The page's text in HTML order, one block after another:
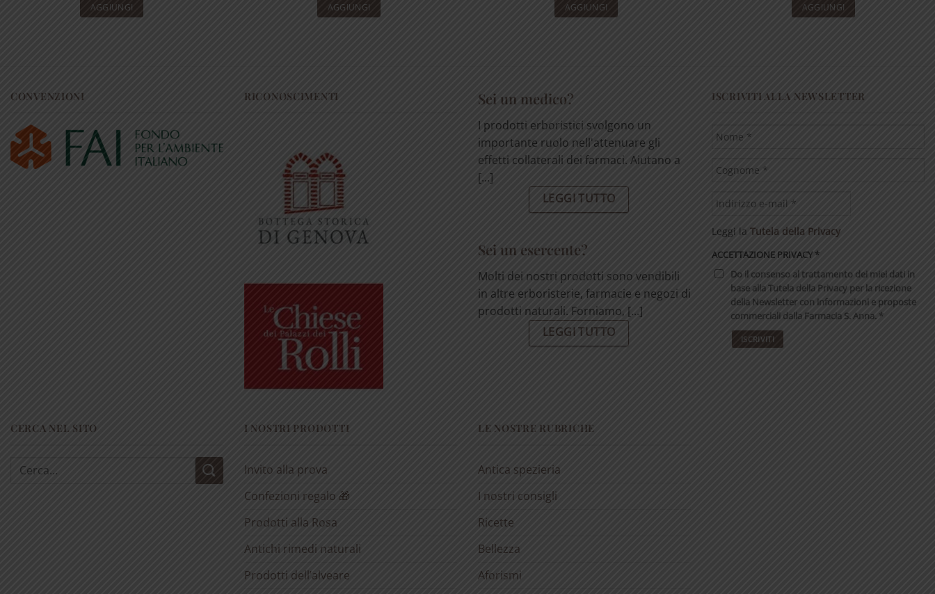
AGGIUNGI AGGIUNGI AGGIUNGI AGGIUNGI
CONVENZIONI RICONOSCIMENTI Sei un medico?
I prodotti erboristici svolgono un
importante ruolo nell'attenuare gli
effetti collaterali dei farmaci. Aiutano a
[...]
LEGGI TUTTO
Sei un esercente?
Molti dei nostri prodotti sono vendibili
in altre erboristerie, farmacie e negozi di
prodotti naturali. Forniamo, [...]
LEGGI TUTTO
ISCRIVITI ALLA NEWSLETTER
Leggi la Tutela della Privacy
ACCETTAZIONE PRIVACY*
Do il consenso al trattamento dei miei dati in
base alla Tutela della Privacy per la ricezione
della Newsletter con informazioni e proposte
commerciali dalla Farmacia S. Anna. *
CERCA NEL SITO
Cerca:
I NOSTRI PRODOTTI
Invito alla prova
Confezioni regalo 🎁
Prodotti alla Rosa
Antichi rimedi naturali
Prodotti dell’alveare
LE NOSTRE RUBRICHE
Antica spezieria
I nostri consigli
Ricette
Bellezza
Aforismi